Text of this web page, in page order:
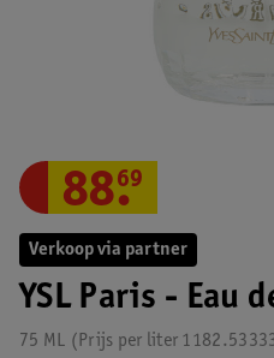
Verkoop via partner
YSL Paris - Eau
75 ML Prijs per liter
88.
69